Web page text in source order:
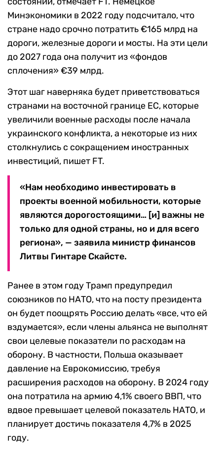
Минэкономики в 2022 году подсчитало, что
стране надо срочно потратить €165 млрд на
дороги, железные дороги и мосты. На эти цели
до 2027 года она получит из «фондов
сплочения» €39 млрд.
Этот шаг наверняка будет приветствоваться
странами на восточной границе ЕС, которые
увеличили военные расходы после начала
украинского конфликта, а некоторые из них
столкнулись с сокращением иностранных
инвестиций, пишет FT.
«Нам необходимо инвестировать в
проекты военной мобильности, которые
являются дорогостоящими… [и] важны не
только для одной страны, но и для всего
региона», — заявила министр финансов
Литвы Гинтаре Скайсте.
Ранее в этом году Трамп предупредил
союзников по НАТО, что на посту президента
он будет поощрять Россию делать «все, что ей
вздумается», если члены альянса не выполнят
свои целевые показатели по расходам на
оборону. В частности, Польша оказывает
давление на Еврокомиссию, требуя
расширения расходов на оборону. В 2024 году
она потратила на армию 4,1% своего ВВП, что
вдвое превышает целевой показатель НАТО, и
планирует достичь показателя 4,7% в 2025
году.